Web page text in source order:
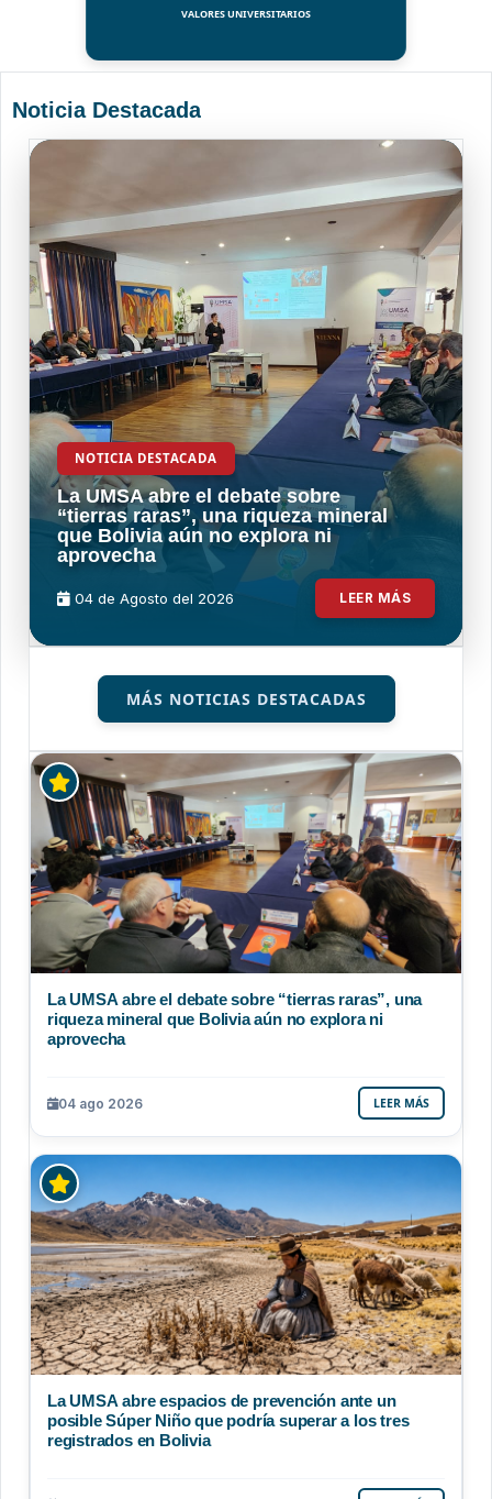
VALORES UNIVERSITARIOS
Noticia Destacada
NOTICIA DESTACADA
La UMSA abre el debate sobre
“tierras raras”, una riqueza mineral
que Bolivia aún no explora ni
aprovecha
04 de Agosto del 2026 LEER MÁS
MÁS NOTICIAS DESTACADAS
La UMSA abre el debate sobre “tierras raras”, una
riqueza mineral que Bolivia aún no explora ni
aprovecha
04 ago 2026 LEER MÁS
La UMSA abre espacios de prevención ante un
posible Súper Niño que podría superar a los tres
registrados en Bolivia